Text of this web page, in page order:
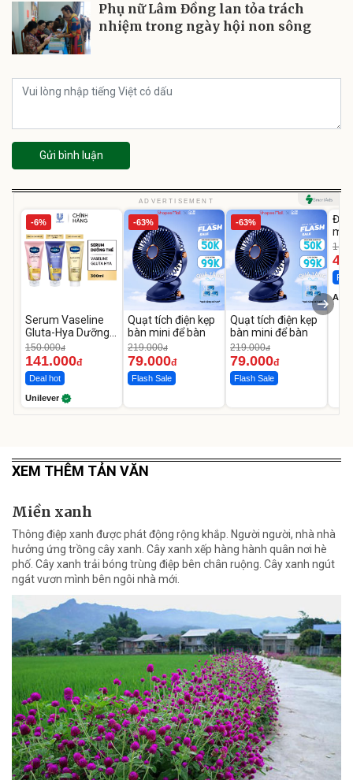
Phụ nữ Lâm Đồng lan tỏa trách
nhiệm trong ngày hội non sông
Gửi bình luận
ADVERTISEMENT
-6%
Serum Vaseline
Gluta-Hya Dưỡng
Da Sáng Mịn Sau 7
Ngày
150.000đ
141.000đ
Deal hot
Unilever
-63%
Quạt tích điện kẹp
bàn mini để bàn
219.000đ
79.000đ
Flash Sale
-63%
Quạt tích điện kẹp
bàn mini để bàn
219.000đ
79.000đ
Flash Sale
A
XEM THÊM TẢN VĂN
Miền xanh
Thông điệp xanh được phát động rộng khắp. Người người, nhà nhà
hưởng ứng trồng cây xanh. Cây xanh xếp hàng hành quân nơi hè
phố. Cây xanh trải bóng trùng điệp bên chân ruộng. Cây xanh ngút
ngát vươn mình bên ngôi nhà mới.